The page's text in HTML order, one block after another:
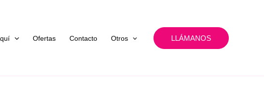
Ofertas Contacto Otros LLÁMANOS